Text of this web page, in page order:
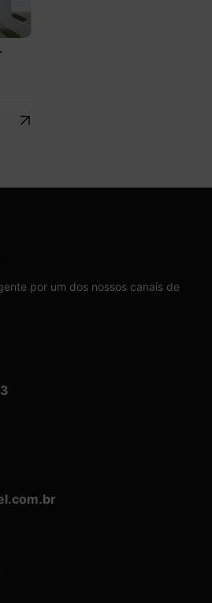
por um dos nossos canais de